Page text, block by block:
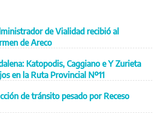
de Vialidad recibió al
de Areco
Katopodis, Caggiano e Y Zurieta
en la Ruta Provincial Nº11
de tránsito pesado por Receso